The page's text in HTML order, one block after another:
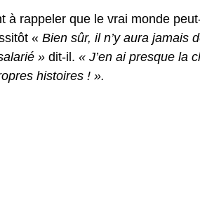
à rappeler que le vrai monde
« Bien sûr, il n’y aura jamais
» dit-il. « J’en ai presque la
histoires ! ».